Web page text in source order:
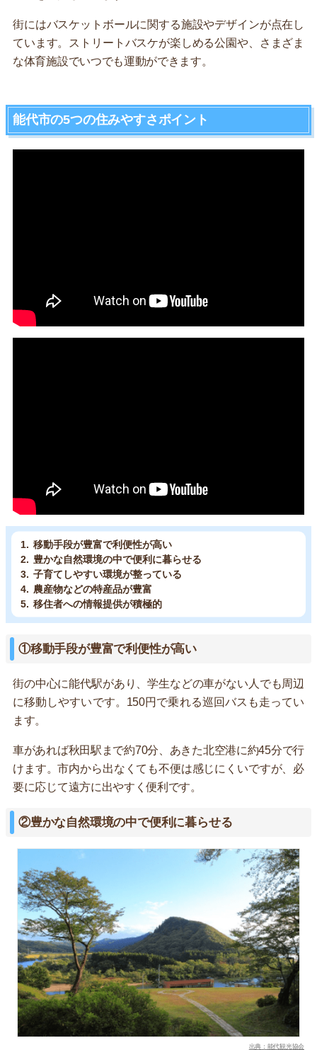
街にはバスケットボールに関する施設やデザインが点在し
ています。ストリートバスケが楽しめる公園や、さまざま
な体育施設でいつでも運動ができます。
能代市の5つの住みやすさポイント
移動手段が豊富で利便性が高い
豊かな自然環境の中で便利に暮らせる
子育てしやすい環境が整っている
農産物などの特産品が豊富
移住者への情報提供が積極的
①移動手段が豊富で利便性が高い
街の中心に能代駅があり、学生などの車がない人でも周辺
に移動しやすいです。150円で乗れる巡回バスも走ってい
ます。
車があれば秋田駅まで約70分、あきた北空港に約45分で行
けます。市内から出なくても不便は感じにくいですが、必
要に応じて遠方に出やすく便利です。
②豊かな自然環境の中で便利に暮らせる
出典：能代観光協会